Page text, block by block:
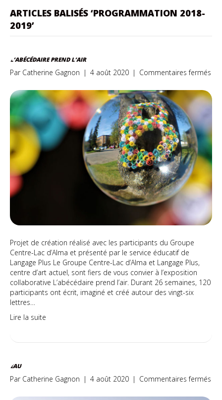
ARTICLES BALISÉS ‘PROGRAMMATION 2018-
2019’
L’ABÉCÉDAIRE PREND L’AIR
Par Catherine Gagnon | 4 août 2020 | Commentaires fermés
l’air
Projet de création réalisé avec les participants du Groupe
Centre-Lac d’Alma et présenté par le service éducatif de
Langage Plus Le Groupe Centre-Lac d’Alma et Langage Plus,
centre d’art actuel, sont fiers de vous convier à l’exposition
collaborative L’abécédaire prend l’air. Durant 26 semaines, 120
participants ont écrit, imaginé et créé autour des vingt-six
lettres…
Lire la suite
EAU
Par Catherine Gagnon | 4 août 2020 | Commentaires fermés